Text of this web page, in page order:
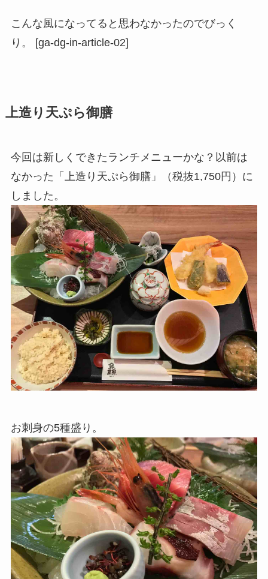
こんな風になってると思わなかったのでびっく
り。 [ga-dg-in-article-02]
上造り天ぷら御膳
今回は新しくできたランチメニューかな？以前は
なかった「上造り天ぷら御膳」（税抜1,750円）に
しました。
お刺身の5種盛り。